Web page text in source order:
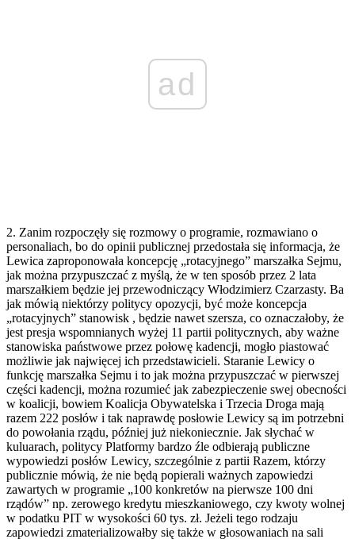
ad
2. Zanim rozpoczęły się rozmowy o programie, rozmawiano o
personaliach, bo do opinii publicznej przedostała się informacja, że
Lewica zaproponowała koncepcję „rotacyjnego” marszałka Sejmu,
jak można przypuszczać z myślą, że w ten sposób przez 2 lata
marszałkiem będzie jej przewodniczący Włodzimierz Czarzasty. Ba
jak mówią niektórzy politycy opozycji, być może koncepcja
„rotacyjnych” stanowisk , będzie nawet szersza, co oznaczałoby, że
jest presja wspomnianych wyżej 11 partii politycznych, aby ważne
stanowiska państwowe przez połowę kadencji, mogło piastować
możliwie jak najwięcej ich przedstawicieli. Staranie Lewicy o
funkcję marszałka Sejmu i to jak można przypuszczać w pierwszej
części kadencji, można rozumieć jak zabezpieczenie swej obecności
w koalicji, bowiem Koalicja Obywatelska i Trzecia Droga mają
razem 222 posłów i tak naprawdę posłowie Lewicy są im potrzebni
do powołania rządu, później już niekoniecznie. Jak słychać w
kuluarach, politycy Platformy bardzo źle odbierają publiczne
wypowiedzi posłów Lewicy, szczególnie z partii Razem, którzy
publicznie mówią, że nie będą popierali ważnych zapowiedzi
zawartych w programie „100 konkretów na pierwsze 100 dni
rządów” np. zerowego kredytu mieszkaniowego, czy kwoty wolnej
w podatku PIT w wysokości 60 tys. zł. Jeżeli tego rodzaju
zapowiedzi zmaterializowałby się także w głosowaniach na sali